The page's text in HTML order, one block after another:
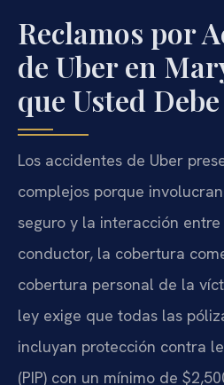
Reclamos por
de Uber en
que Usted
Los accidentes de Uber
complejos porque
seguro y la interacción
conductor, la cobertura
cobertura personal de la
ley exige que todas las
incluyan protección contra
(PIP) con un mínimo de